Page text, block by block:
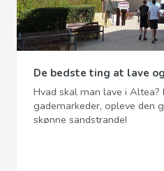
De bedste ting at lave
Hvad skal man lave i Altea?
gademarkeder, opleve den
skønne sandstrande!